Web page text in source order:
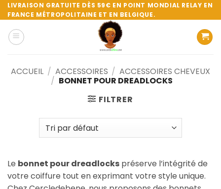
Passer
au
contenu
LIVRAISON GRATUITE DÈS 59€ EN POINT MONDIAL RELAY EN
FRANCE MÉTROPOLITAINE ET EN BELGIQUE.
ACCUEIL / ACCESSOIRES / ACCESSOIRES CHEVEUX
/ BONNET POUR DREADLOCKS
FILTRER
Le bonnet pour dreadlocks préserve l’intégrité de
votre coiffure tout en exprimant votre style unique.